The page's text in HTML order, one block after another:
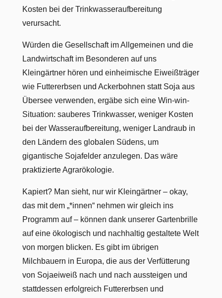
Kosten bei der Trinkwasseraufbereitung
verursacht.
Würden die Gesellschaft im Allgemeinen und die
Landwirtschaft im Besonderen auf uns
Kleingärtner hören und einheimische Eiweißträger
wie Futtererbsen und Ackerbohnen statt Soja aus
Übersee verwenden, ergäbe sich eine Win-win-
Situation: sauberes Trinkwasser, weniger Kosten
bei der Wasseraufbereitung, weniger Landraub in
den Ländern des globalen Südens, um
gigantische Sojafelder anzulegen. Das wäre
praktizierte Agrarökologie.
Kapiert? Man sieht, nur wir Kleingärtner – okay,
das mit dem „*innen“ nehmen wir gleich ins
Programm auf – können dank unserer Gartenbrille
auf eine ökologisch und nachhaltig gestaltete Welt
von morgen blicken. Es gibt im übrigen
Milchbauern in Europa, die aus der Verfütterung
von Sojaeiweiß nach und nach aussteigen und
stattdessen erfolgreich Futtererbsen und